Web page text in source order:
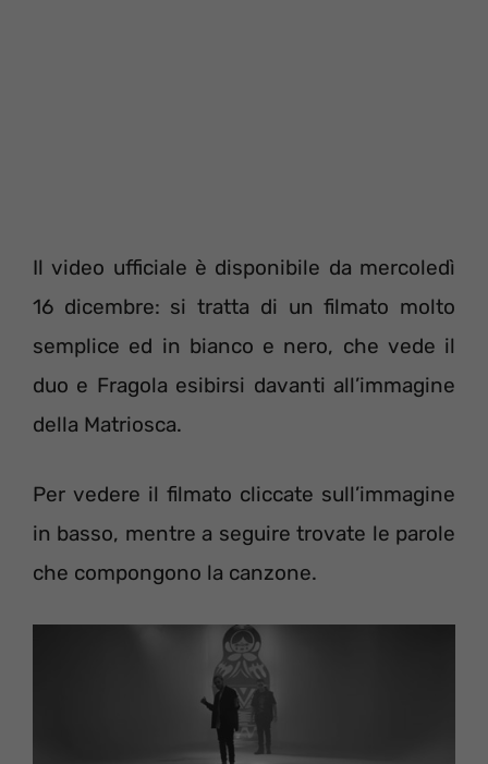
Il video ufficiale è disponibile da mercoledì
16 dicembre: si tratta di un filmato molto
semplice ed in bianco e nero, che vede il
duo e Fragola esibirsi davanti all’immagine
della Matriosca.
Per vedere il filmato cliccate sull’immagine
in basso, mentre a seguire trovate le parole
che compongono la canzone.